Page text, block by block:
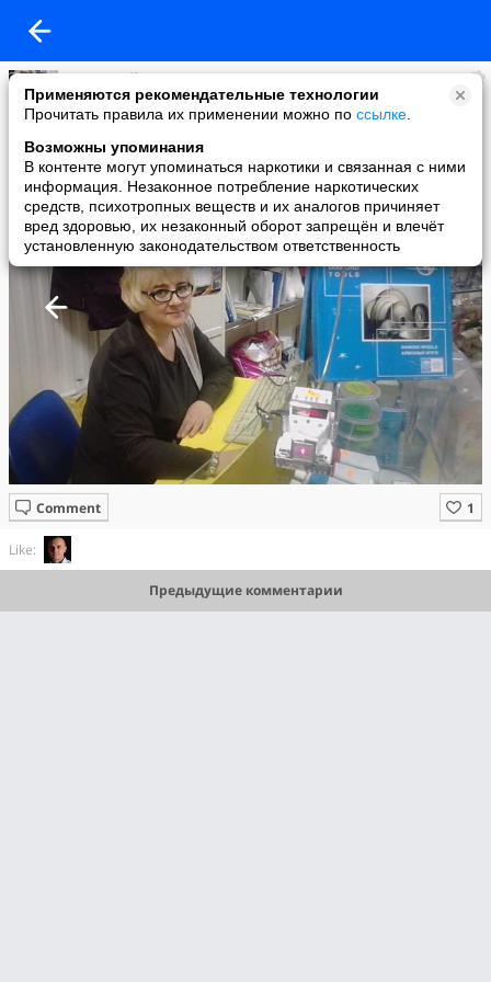
Применяются рекомендательные технологии
Прочитать правила их применении можно по ссылке
Возможны упоминания
В контенте могут упоминаться наркотики и связанная с ними
информация. Незаконное потребление наркотических
средств, психотропных веществ и их аналогов причиняет
вред здоровью, их незаконный оборот запрещён и влечёт
установленную законодательством ответственность
Алмазный инструмент
added a photo
18 Apr в 15:33
Comment
Like:
Предыдущие комментарии